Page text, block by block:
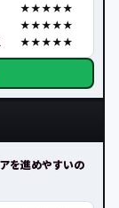
を進めやすいの